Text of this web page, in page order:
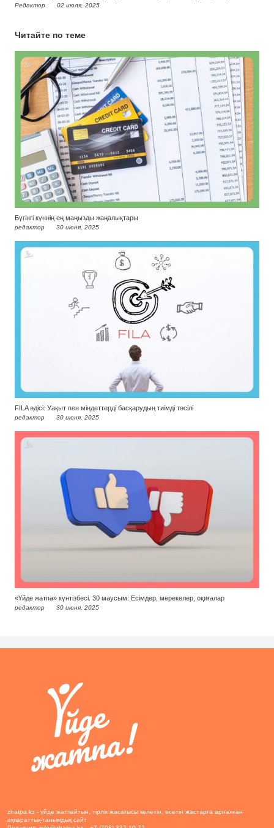
Редактор 02 июля, 2025
Читайте по теме
Бүгінгі күннің ең маңызды жаңалықтары
редактор 30 июня, 2025
FILA әдісі: Уақыт пен міндеттерді басқарудың тиімді тәсілі
редактор 30 июня, 2025
«Үйде жатпа» күнтізбесі. 30 маусым: Есімдер, мерекелер, оқиғалар
редактор 30 июня, 2025
zhatpa.kz - үйде жатпайтын, тірлік жасағысы келетін, өсетін жастарға арналған
ақпараттық-танымдық сайт